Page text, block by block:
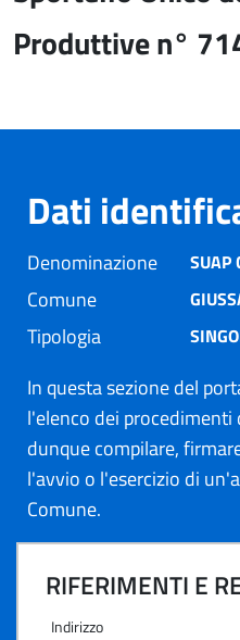
Produttive n°
Dati
Denominazione SUAP
Comune
Tipologia
In questa sezione del
l'elenco dei procedimenti
dunque compilare,
l'avvio o l'esercizio di
Comune.
RIFERIMENTI E
Indirizzo